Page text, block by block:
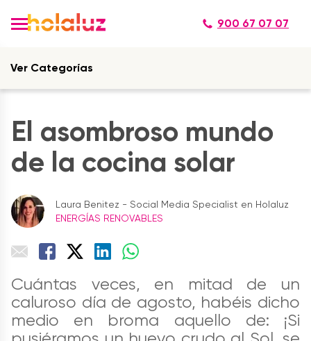
900 67 07 07
Ver Categorías
El asombroso mundo
de la cocina solar
Laura Benitez - Social Media Specialist en Holaluz
ENERGÍAS RENOVABLES
Cuántas veces, en mitad de un
caluroso día de agosto, habéis dicho
medio en broma aquello de: ¡Si